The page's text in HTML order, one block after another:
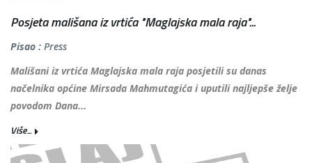
Posjeta mališana iz vrtića "Maglajska mala raja"...
Pisao : Press
Mališani iz vrtića Maglajska mala raja posjetili su danas
načelnika općine Mirsada Mahmutagića i uputili najljepše želje
povodom Dana...
Više...